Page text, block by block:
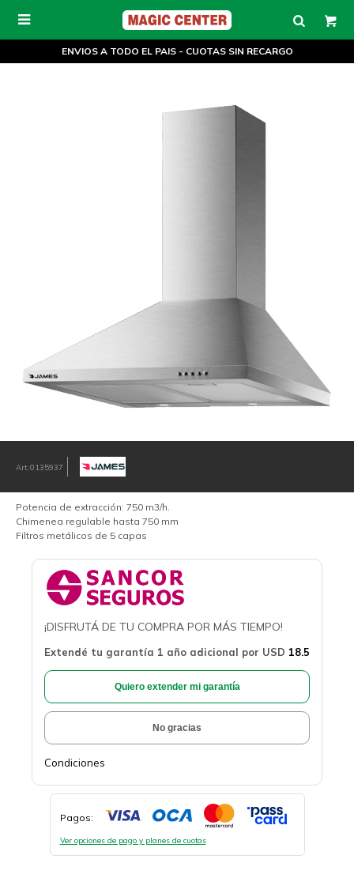

ENVIOS A TODO EL PAIS - CUOTAS SIN RECARGO
0135937
Potencia de extracción: 750 m3/h.
Chimenea regulable hasta 750 mm
Filtros metálicos de 5 capas
¡DISFRUTÁ DE TU COMPRA POR MÁS TIEMPO!
Extendé tu garantía 1 año adicional por USD 18.5
Quiero extender mi garantía
No gracias
Condiciones
Pagos:
Ver opciones de pago y planes de cuotas